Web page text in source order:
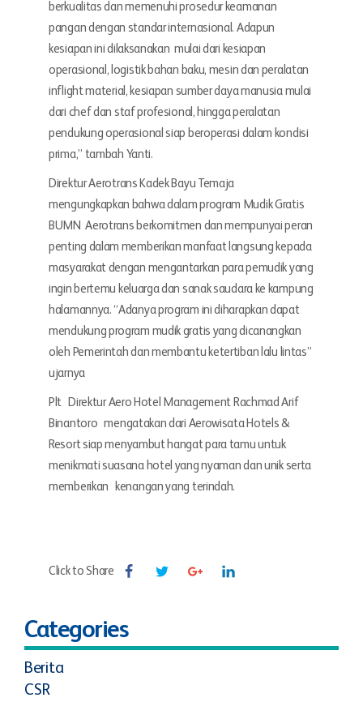
berkualitas dan memenuhi prosedur keamanan
pangan dengan standar internasional. Adapun
kesiapan ini dilaksanakan mulai dari kesiapan
operasional, logistik bahan baku, mesin dan peralatan
inflight material, kesiapan sumber daya manusia mulai
dari chef dan staf profesional, hingga peralatan
pendukung operasional siap beroperasi dalam kondisi
prima,” tambah Yanti.
Direktur Aerotrans Kadek Bayu Temaja
mengungkapkan bahwa dalam program Mudik Gratis
BUMN Aerotrans berkomitmen dan mempunyai peran
penting dalam memberikan manfaat langsung kepada
masyarakat dengan mengantarkan para pemudik yang
ingin bertemu keluarga dan sanak saudara ke kampung
halamannya. “Adanya program ini diharapkan dapat
mendukung program mudik gratis yang dicanangkan
oleh Pemerintah dan membantu ketertiban lalu lintas”
ujarnya
Plt Direktur Aero Hotel Management Rachmad Arif
Binantoro mengatakan dari Aerowisata Hotels &
Resort siap menyambut hangat para tamu untuk
menikmati suasana hotel yang nyaman dan unik serta
memberikan kenangan yang terindah.
Click to Share
Categories
Berita
CSR